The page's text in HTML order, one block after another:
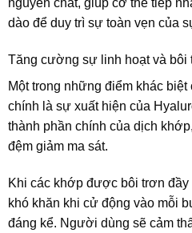
nguyên chất, giúp cơ thể tiếp
dào để duy trì sự toàn vẹn của
Tăng cường sự linh hoạt và bôi
Một trong những điểm khác
chính là sự xuất hiện của
thành phần chính của dịch
đệm giảm ma sát.
Khi các khớp được bôi trơn
khó khăn khi cử động vào mỗi
đáng kể. Người dùng sẽ cảm